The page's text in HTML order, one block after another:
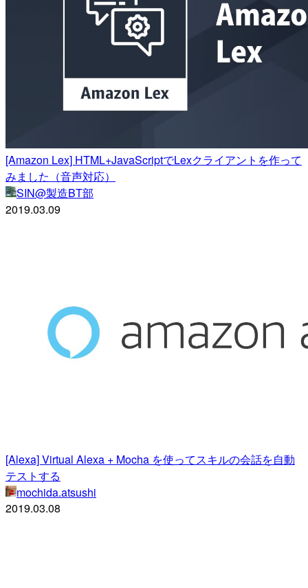
[Amazon Lex] HTML+JavaScriptでLexクライアントを作って
みました（音声対応）
SIN@製造BT部
2019.03.09
[Alexa] Virtual Alexa + Mocha を使ってスキルの会話を自動
テストする
mochida.atsushi
2019.03.08